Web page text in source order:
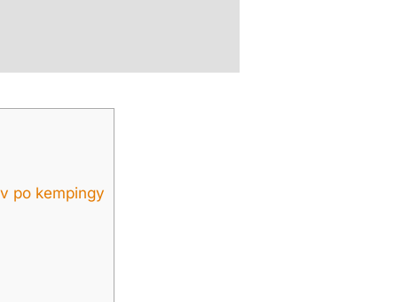
po kempingy